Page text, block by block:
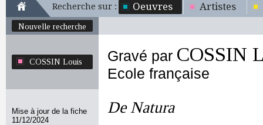
Recherche sur : Oeuvres Artistes
Nouvelle recherche
COSSIN Louis
Mise à jour de la fiche
11/12/2024
Gravé par COSSIN
Ecole française
De Natura